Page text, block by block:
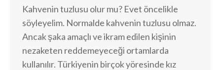
Kahvenin tuzlusu olur mu? Evet öncelikle
söyleyelim. Normalde kahvenin tuzlusu olmaz.
Ancak şaka amaçlı ve ikram edilen kişinin
nezaketen reddemeyeceği ortamlarda
kullanılır. Türkiyenin birçok yöresinde kız